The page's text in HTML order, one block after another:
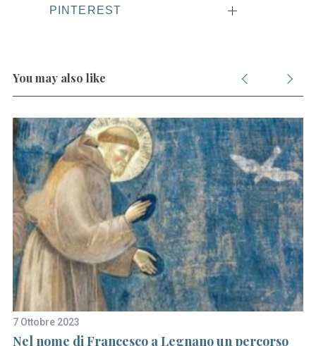
PINTEREST
You may also like
7 Ottobre 2023
Nel nome di Francesco a Legnano un percorso